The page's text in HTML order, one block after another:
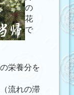
の
花
で
の栄養分を
流れの滞